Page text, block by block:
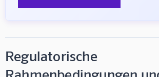
Regulatorische